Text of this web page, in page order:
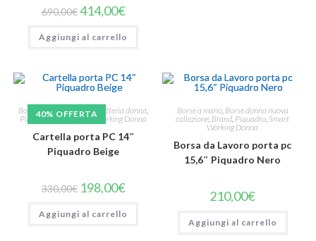
690,00€414,00€
Aggiungi al carrello
40% OFFERTA
Borse a mano ,Brand,Pelletteria donna
Piquadro, Saldi, Smart Working Donna
Cartella porta PC 14″
Piquadro Beige
330,00€ 198,00€
Aggiungi al carrello
Borse a mano, Borse donna nuova
collezione Brand Piquadro Smart
Working Donna
Borsa da Lavoro porta pc
15,6″ Piquadro Nero
210,00€
Aggiungi al carrello